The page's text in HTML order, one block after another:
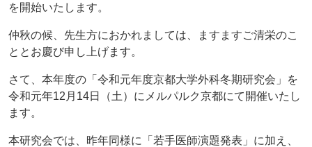
を開始いたします。
仲秋の候、先生方におかれましては、ますますご清栄のこ
ととお慶び申し上げます。
さて、本年度の「令和元年度京都大学外科冬期研究会」を
令和元年12月14日（土）にメルパルク京都にて開催いたし
ます。
本研究会では、昨年同様に「若手医師演題発表」に加え、